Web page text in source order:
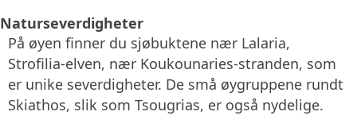
Naturseverdigheter
På øyen finner du sjøbuktene nær Lalaria,
Strofilia-elven, nær Koukounaries-stranden, som
er unike severdigheter. De små øygruppene rundt
Skiathos, slik som Tsougrias, er også nydelige.